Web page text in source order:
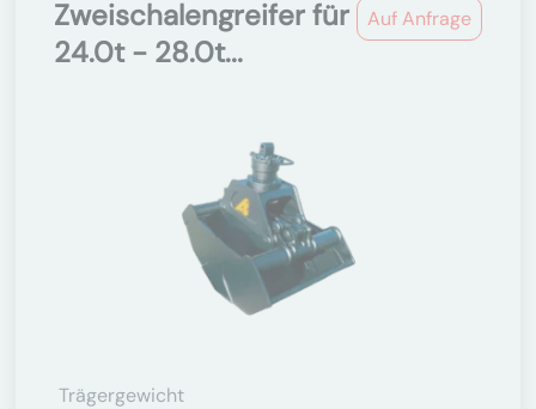
Auf Anfrage
Zweischalengreifer für
24.0t - 28.0t...
Trägergewicht